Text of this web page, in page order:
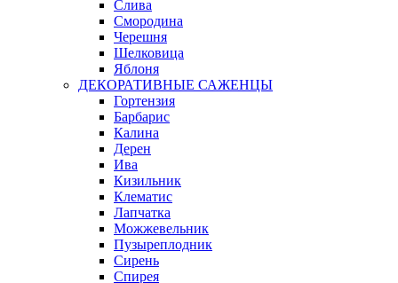
Слива
Смородина
Черешня
Шелковица
Яблоня
ДЕКОРАТИВНЫЕ САЖЕНЦЫ
Гортензия
Барбарис
Калина
Дерен
Ива
Кизильник
Клематис
Лапчатка
Можжевельник
Пузыреплодник
Сирень
Спирея